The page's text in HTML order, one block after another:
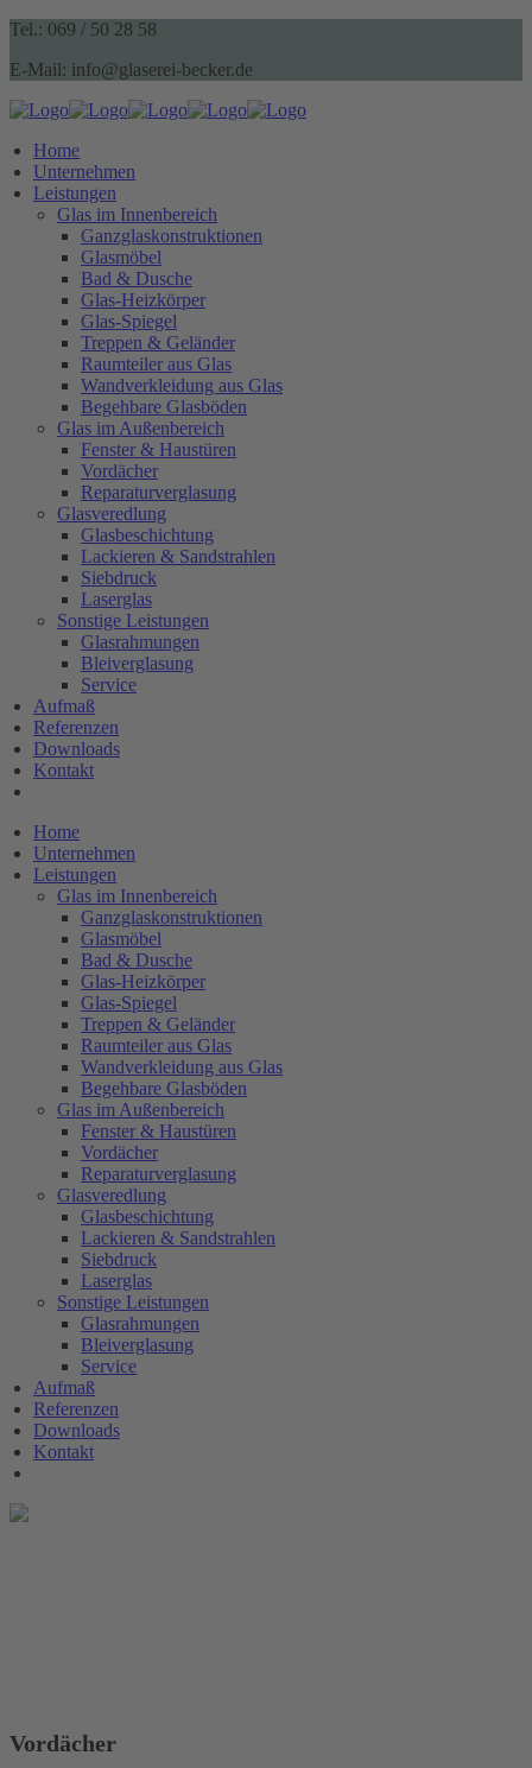
Tel.: 069 / 50 28 58
E-Mail: info@glaserei-becker.de
Home
Unternehmen
Leistungen
Glas im Innenbereich
Ganzglaskonstruktionen
Glasmöbel
Bad & Dusche
Glas-Heizkörper
Glas-Spiegel
Treppen & Geländer
Raumteiler aus Glas
Wandverkleidung aus Glas
Begehbare Glasböden
Glas im Außenbereich
Fenster & Haustüren
Vordächer
Reparaturverglasung
Glasveredlung
Glasbeschichtung
Lackieren & Sandstrahlen
Siebdruck
Laserglas
Sonstige Leistungen
Glasrahmungen
Bleiverglasung
Service
Aufmaß
Referenzen
Downloads
Kontakt
Home
Unternehmen
Leistungen
Glas im Innenbereich
Ganzglaskonstruktionen
Glasmöbel
Bad & Dusche
Glas-Heizkörper
Glas-Spiegel
Treppen & Geländer
Raumteiler aus Glas
Wandverkleidung aus Glas
Begehbare Glasböden
Glas im Außenbereich
Fenster & Haustüren
Vordächer
Reparaturverglasung
Glasveredlung
Glasbeschichtung
Lackieren & Sandstrahlen
Siebdruck
Laserglas
Sonstige Leistungen
Glasrahmungen
Bleiverglasung
Service
Aufmaß
Referenzen
Downloads
Kontakt
Vordächer